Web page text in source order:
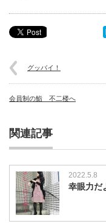
グッバイ！
会員制の鮨 不二楼へ
関連記事
2022.5.8
幸眼力だ